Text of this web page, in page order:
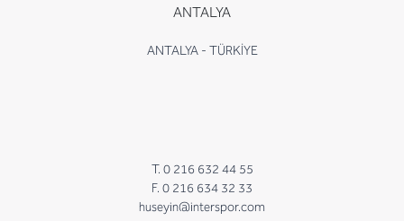
ANTALYA
ANTALYA - TÜRKİYE
T. 0 216 632 44 55
F. 0 216 634 32 33
huseyin@interspor.com